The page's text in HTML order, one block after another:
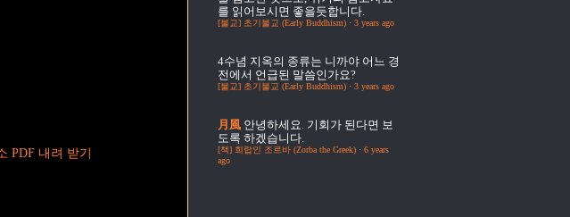
PDF 내려 받기
를 읽어보시면 좋을듯합니다.
[불교] 초기불교 (Early Buddhism) · 3 years ago
4수념 지옥의 종류는 니까야 어느 경
전에서 언급된 말씀인가요?
[불교] 초기불교 (Early Buddhism) · 3 years ago
月風 안녕하세요. 기회가 된다면 보
도록 하겠습니다.
[책] 희랍인 조르바 (Zorba the Greek) · 6 years
ago